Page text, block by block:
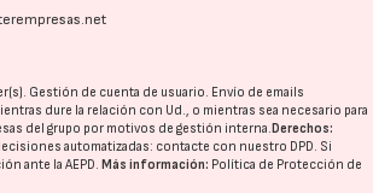
Gestión de cuenta de usuario. Envío de emails
dure la relación con Ud., o mientras sea necesario para
del grupo por motivos de gestión interna. Derechos:
automatizadas: contacte con nuestro DPD. Si
ante laAEPD. Más información: Política de Protección de